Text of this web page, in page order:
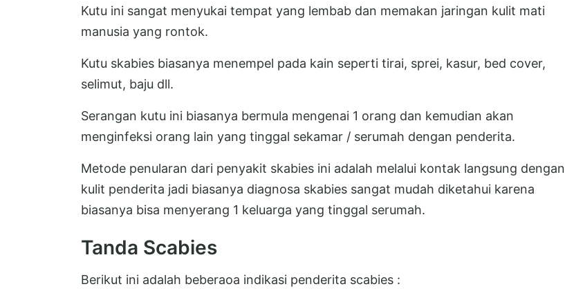
Kutu ini sangat menyukai tempat yang lembab dan memakan jaringan kulit mati
manusia yang rontok.
Kutu skabies biasanya menempel pada kain seperti tirai, sprei, kasur, bed cover,
selimut, baju dll.
Serangan kutu ini biasanya bermula mengenai 1 orang dan kemudian akan
menginfeksi orang lain yang tinggal sekamar / serumah dengan penderita.
Metode penularan dari penyakit skabies ini adalah melalui kontak langsung dengan
kulit penderita jadi biasanya diagnosa skabies sangat mudah diketahui karena
biasanya bisa menyerang 1 keluarga yang tinggal serumah.
Tanda Scabies
Berikut ini adalah beberaoa indikasi penderita scabies :